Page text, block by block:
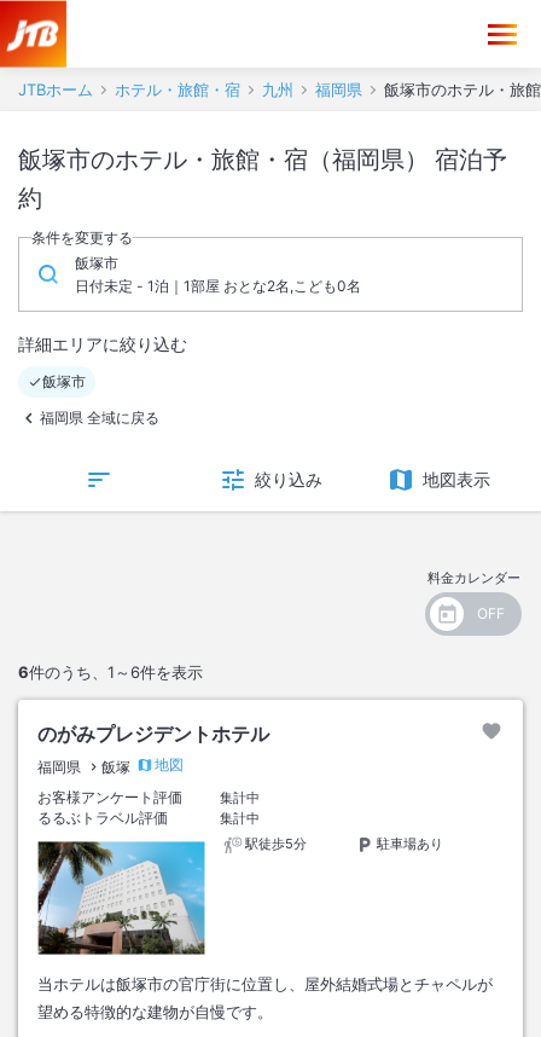
JTBホーム ホテル・旅館・宿 九州 福岡県 飯塚市のホテル・旅
飯塚市のホテル・旅館・宿（福岡県） 宿泊予
約
条件を変更する
飯塚市
日付未定 - 1泊｜1部屋 おとな2名,こども0名
詳細エリアに絞り込む
飯塚市
福岡県 全域に戻る
絞り込み 地図表示
料金カレンダー
6件のうち、 1～6件を表示
のがみプレジデントホテル
福岡県 飯塚
地図
お客様アンケート評価
集計中
るるぶトラベル評価
集計中
駅徒歩5分
駐車場あり
当ホテルは飯塚市の官庁街に位置し、屋外結婚式場とチャペルが
望める特徴的な建物が自慢です。